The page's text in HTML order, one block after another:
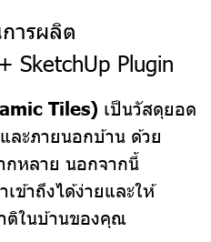
ารผลิต
SketchUp Plugin
Tiles) เป็นวัสดุยอด
ละภายนอกบ้าน ด้วย
หลาย นอกจากนี้
เข้าถึงได้ง่ายและให้
ติในบ้านของคุณ